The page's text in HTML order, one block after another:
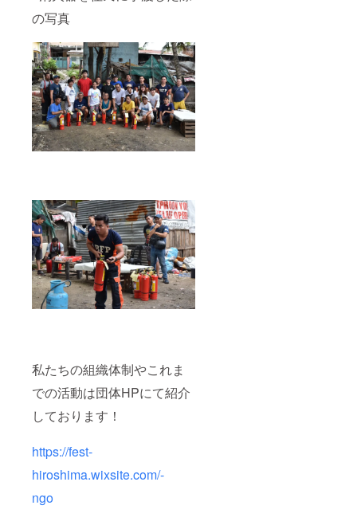
の写真
私たちの組織体制やこれま
での活動は団体HPにて紹介
しております！
https://fest-
hiroshima.wixsite.com/-
ngo